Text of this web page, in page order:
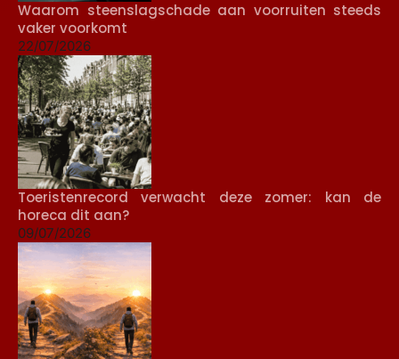
Waarom steenslagschade aan voorruiten steeds
vaker voorkomt
22/07/2026
Toeristenrecord verwacht deze zomer: kan de
horeca dit aan?
09/07/2026